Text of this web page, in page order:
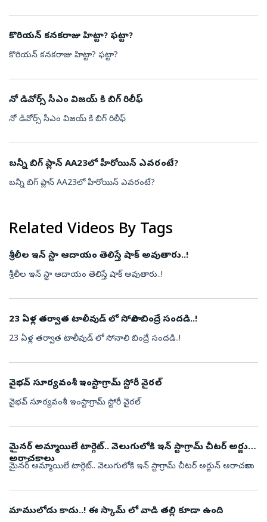
కొరియన్ కనకరాజు హిట్టా? ఫట్టా?
కొరియన్ కనకరాజు హిట్టా? ఫట్టా?
నో డివోర్స్ సీఎం విజయ్ కి బిగ్ రిలీఫ్
నో డివోర్స్ సీఎం విజయ్ కి బిగ్ రిలీఫ్
బన్నీ బిగ్ ప్లాన్ AA23లో హీరోయిన్ ఎవరంటే?
బన్నీ బిగ్ ప్లాన్ AA23లో హీరోయిన్ ఎవరంటే?
Related Videos By Tags
శ్రీలీల ఇన్ స్టా ఆదాయం తెలిస్తే షాక్ అవుతారు..!
శ్రీలీల ఇన్ స్టా ఆదాయం తెలిస్తే షాక్ అవుతారు..!
23 ఏళ్ల తర్వాత టాలీవుడ్ లో సోనాలి బింద్రే సందడి..!
23 ఏళ్ల తర్వాత టాలీవుడ్ లో సోనాలి బింద్రే సందడి..!
వైభవ్ సూర్యవంశీ ఇంస్టాగ్రామ్ స్టోరీ వైరల్
వైభవ్ సూర్యవంశీ ఇంస్టాగ్రామ్ స్టోరీ వైరల్
మైనర్ అమ్మాయిలే టార్గెట్.. వెలుగులోకి ఇన్ స్టాగ్రామ్ చీటర్ అర్జున్
అరాచకాలు
మైనర్ అమ్మాయిలే టార్గెట్.. వెలుగులోకి ఇన్ స్టాగ్రామ్ చీటర్ అర్జున్ అరాచకాలు
మాములోడు కాదు..! ఈ స్కామ్ లో వాడి తల్లి కూడా ఉంది